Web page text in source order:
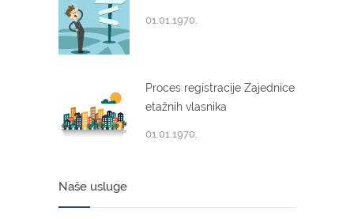
01.01.1970.
Proces registracije Zajednice
etažnih vlasnika
01.01.1970.
Naše usluge